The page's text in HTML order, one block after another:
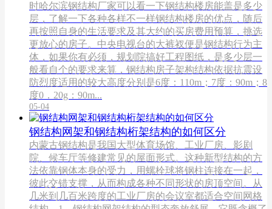
时哈尔滨钢结构厂家可以看一下钢结构楼房能盖是多少
层，了解一下各种各样不一样钢结构楼房的优点，随后
再按照自身的生活要求及其大约的买房费用预算，挑选
更放心的房子。中央电视台的大裤衩便是钢结构行为主
体，如果你有必须，规划院搞好工程图纸，是多少层一
般看自个的要求来算，钢结构房子架构结构依据抗震设
防烈度适用的较大高度分别是6度：110m；7度：90m；8
度0．20g：90m...
05-04
钢结构网架和​钢结构桁架结构的如何区分
内蒙古钢结构是我国大型体育场馆、工业厂房、影剧
院、候车厅等修建常见的屋面形式。这种新型结构的方
法依靠钢体本身的受力，用螺栓球将钢柱连接在一起，
彼此交错支撑，从而构成各种不同形状的房顶空间。从
几米到几百米跨度的工业厂房的会议室都适合空间网格